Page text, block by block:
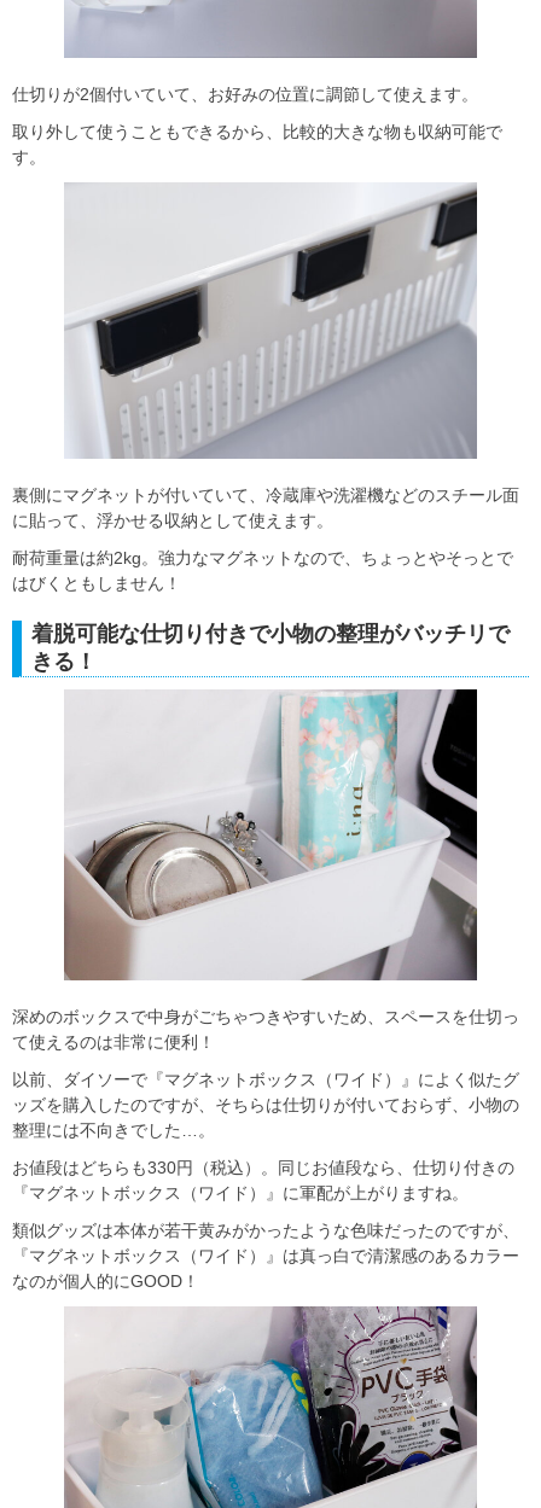
仕切りが2個付いていて、お好みの位置に調節して使えます。
取り外して使うこともできるから、比較的大きな物も収納可能で
す。
裏側にマグネットが付いていて、冷蔵庫や洗濯機などのスチール面
に貼って、浮かせる収納として使えます。
耐荷重量は約2kg。強力なマグネットなので、ちょっとやそっとで
はびくともしません！
着脱可能な仕切り付きで小物の整理がバッチリで
きる！
深めのボックスで中身がごちゃつきやすいため、スペースを仕切っ
て使えるのは非常に便利！
以前、ダイソーで『マグネットボックス（ワイド）』によく似たグ
ッズを購入したのですが、そちらは仕切りが付いておらず、小物の
整理には不向きでした…。
お値段はどちらも330円（税込）。同じお値段なら、仕切り付きの
『マグネットボックス（ワイド）』に軍配が上がりますね。
類似グッズは本体が若干黄みがかったような色味だったのですが、
『マグネットボックス（ワイド）』は真っ白で清潔感のあるカラー
なのが個人的にGOOD！